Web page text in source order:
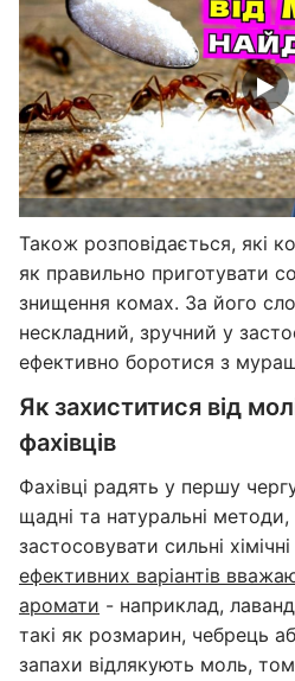
Також розповідається, які
як правильно приготувати
знищення комах. За його
нескладний, зручний у
ефективно боротися з
Як захиститися від
фахівців
Фахівці радять у першу
щадні та натуральні
застосовувати сильні
ефективних варіантів
аромати - наприклад,
такі як розмарин, чебрець
запахи відлякують моль,